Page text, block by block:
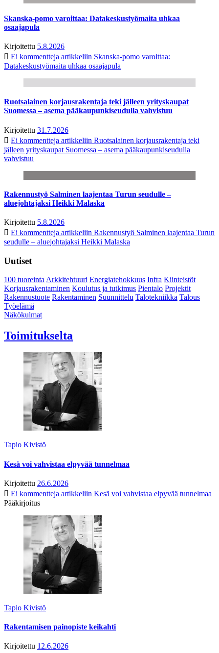
Skanska-pomo varoittaa: Datakeskustyömaita uhkaa
osaajapula
Kirjoitettu 5.8.2026
Ei kommentteja artikkeliin Skanska-pomo varoittaa:
Datakeskustyömaita uhkaa osaajapula
Ruotsalainen korjausrakentaja teki jälleen yrityskaupat
Suomessa – asema pääkaupunkiseudulla vahvistuu
Kirjoitettu 31.7.2026
Ei kommentteja artikkeliin Ruotsalainen korjausrakentaja teki
jälleen yrityskaupat Suomessa – asema pääkaupunkiseudulla
vahvistuu
Rakennustyö Salminen laajentaa Turun seudulle –
aluejohtajaksi Heikki Malaska
Kirjoitettu 5.8.2026
Ei kommentteja artikkeliin Rakennustyö Salminen laajentaa Turun
seudulle – aluejohtajaksi Heikki Malaska
Uutiset
100 tuoreintaArkkitehtuuri Energiatehokkuus Infra Kiinteistöt
Korjausrakentaminen Koulutus ja tutkimus Pientalo Projektit
Rakennustuote Rakentaminen Suunnittelu Talotekniikka Talous
Työelämä
Näkökulmat
Toimitukselta
Tapio Kivistö
Kesä voi vahvistaa elpyvää tunnelmaa
Kirjoitettu 26.6.2026
Ei kommentteja artikkeliin Kesä voi vahvistaa elpyvää tunnelmaa
Pääkirjoitus
Tapio Kivistö
Rakentamisen painopiste keikahti
Kirjoitettu 12.6.2026